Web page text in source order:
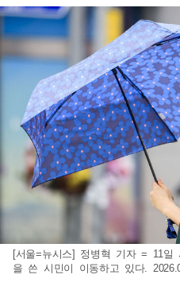
[서울=뉴시스] 정병혁 기자 = 11
을 쓴 시민이 이동하고 있다.